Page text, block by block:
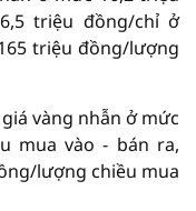
triệu đồng/chỉ ở
triệu đồng/lượng
vàng nhẫn ở mức
mua vào - bán ra,
lượng chiều mua